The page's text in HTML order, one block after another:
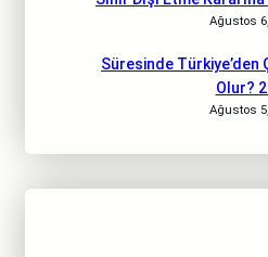
Ağustos
Süresinde Türkiye’den
Olur?
Ağustos